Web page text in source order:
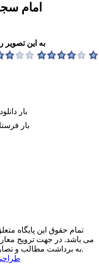
امام
به این تصویر
460 بار
0 بار
تمام حقوق این پایگاه
می باشد. در جهت ترویج
به برداشت مطالب و تصاویر [به جز مصارف تجاری] وجود ندارد.